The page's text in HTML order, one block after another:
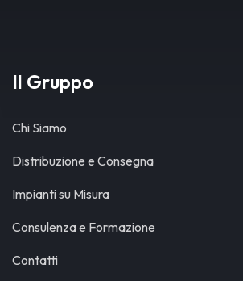
Il Gruppo
Chi Siamo
Distribuzione e Consegna
Impianti su Misura
Consulenza e Formazione
Contatti